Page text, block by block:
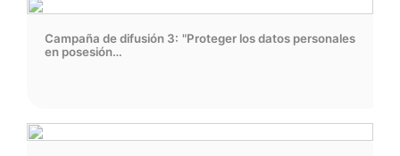
Campaña de difusión 3: "Proteger los datos personales
en posesión…